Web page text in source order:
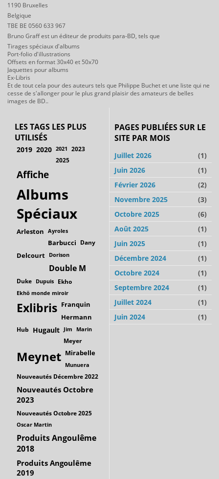
1190 Bruxelles
Belgique
TBE BE 0560 633 967
Bruno Graff est un éditeur de produits para-BD, tels que
Tirages spéciaux d'albums
Port-folio d'illustrations
Offsets en format 30x40 et 50x70
Jaquettes pour albums
Ex-Libris
Et de tout cela pour des auteurs tels que Philippe Buchet et une liste qui ne
cesse de s'allonger pour le plus grand plaisir des amateurs de belles
images de BD..
LES TAGS LES PLUS
UTILISÉS
2019 2020 2021 2023
2025
Affiche
Albums
Spéciaux
Arleston Ayroles
Barbucci Dany
Delcourt Dorison
Double M
Duke Dupuis Ekho
Ekhö monde miroir
Exlibris Franquin
Hermann
Hub Hugault Jim Marin
Meyer
Meynet Mirabelle
Munuera
Nouveautés Décembre 2022
Nouveautés Octobre
2023
Nouveautés Octobre 2025
Oscar Martin
Produits Angoulême
2018
Produits Angoulême
2019
PAGES PUBLIÉES SUR LE
SITE PAR MOIS
Juillet 2026
(1)
Juin 2026
(1)
Février 2026
(2)
Novembre 2025
(3)
Octobre 2025
(6)
Août 2025
(1)
Juin 2025
(1)
Décembre 2024
(1)
Octobre 2024
(1)
Septembre 2024
(1)
Juillet 2024
(1)
Juin 2024
(1)